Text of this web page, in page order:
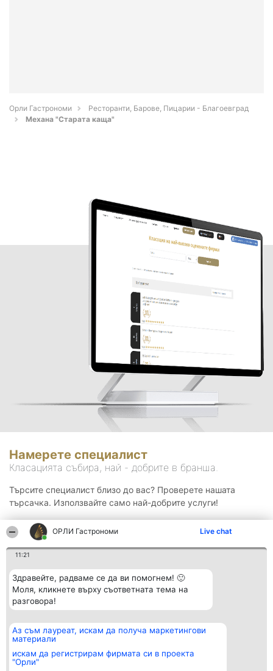
ОРЛИ Гастрономи Live chat
11:21
Здравейте, радваме се да ви помогнем! 🙂
Моля, кликнете върху съответната тема на
разговора!
Аз съм лауреат, искам да получа маркетингови
материали
искам да регистрирам фирмата си в проекта
"Орли"
Орли Гастрономи
Ресторанти, Барове, Пицарии - Благоевград
Механа "Старата каща"
Намерете специалист
Класацията събира, най - добрите в бранша.
Търсите специалист близо до вас? Проверете нашата
търсачка. Използвайте само най-добрите услуги!
Организатор на
класиране
BulevardulAleea Timișul De
Sus Nr. 2, Bl. A30, Sc. A, Et.
Класация
всички
Контакти